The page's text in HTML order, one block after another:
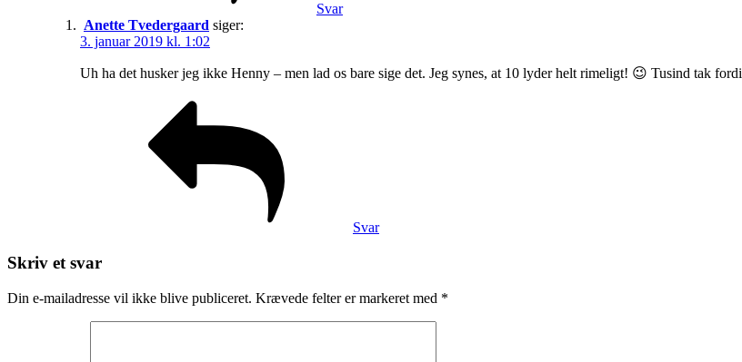
Svar
Anette Tvedergaard siger:
3. januar 2019 kl. 1:02
Uh ha det husker jeg ikke Henny – men lad os bare sige det. Jeg synes, at 10 lyder helt rimeligt! 😉 Tusind tak
Svar
Skriv et svar
Din e-mailadresse vil ikke blive publiceret. Krævede felter er markeret med *